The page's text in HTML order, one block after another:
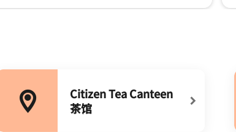
Citizen Tea Canteen
茶馆
打开新窗口